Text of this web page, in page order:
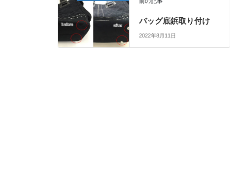
バッグ底鋲取り付け
2022年8月11日